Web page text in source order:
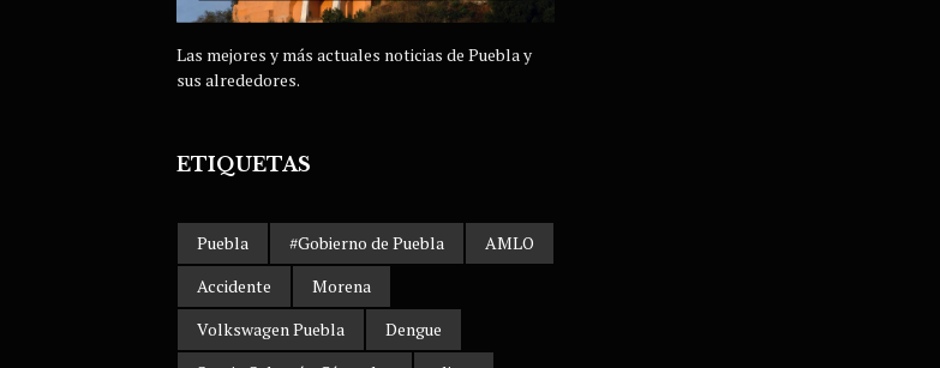
Las mejores y más actuales noticias de Puebla y
sus alrededores.
ETIQUETAS
Puebla #Gobierno de Puebla
AMLO
Accidente
Morena
Volkswagen Puebla
Dengue